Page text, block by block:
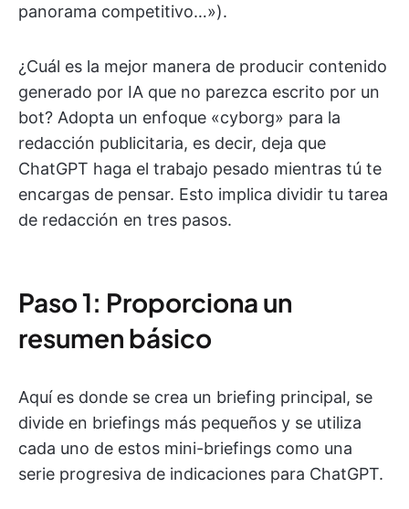
panorama competitivo…»).
¿Cuál es la mejor manera de producir contenido
generado por IA que no parezca escrito por un
bot? Adopta un enfoque «cyborg» para la
redacción publicitaria, es decir, deja que
ChatGPT haga el trabajo pesado mientras tú te
encargas de pensar. Esto implica dividir tu tarea
de redacción en tres pasos.
Paso 1: Proporciona un
resumen básico
Aquí es donde se crea un briefing principal, se
divide en briefings más pequeños y se utiliza
cada uno de estos mini-briefings como una
serie progresiva de indicaciones para ChatGPT.